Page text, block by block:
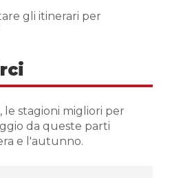
gli itinerari per
le stagioni migliori per
da queste parti
e l'autunno.